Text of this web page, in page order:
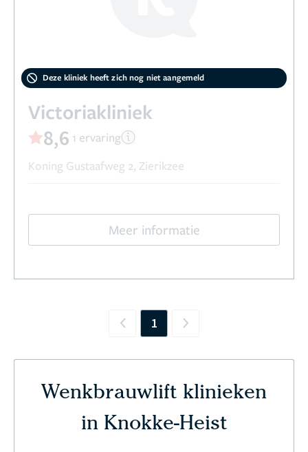
Deze kliniek heeft zich nog niet aangemeld
Victoriakliniek
8,6 1 ervaring
Koning Gustaafweg 2, Zierikzee
Meer informatie
Previous
1 Next
Wenkbrauwlift klinieken
in Knokke-Heist